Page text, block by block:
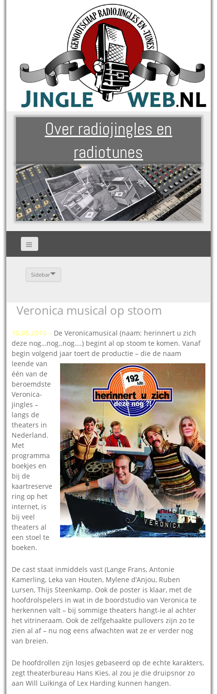
Over radiojingles en
radiotunes
Sidebar
Veronica musical op stoom
15.05.2010 – De Veronicamusical (naam: herinnert u zich
deze nog…nog..nog….) begint al op stoom te komen. Vanaf
begin volgend jaar toert de productie – die de naam
leende van
één van de
beroemdste
Veronica-
jingles –
langs de
theaters in
Nederland.
Met
programma
boekjes en
bij de
kaartreserve
ring op het
internet, is
bij veel
theaters al
een stoel te
boeken.
De cast staat inmiddels vast (Lange Frans, Antonie
Kamerling, Leka van Houten, Mylene d’Anjou, Ruben
Lursen, Thijs Steenkamp. Ook de poster is klaar, met de
hoofdrolspelers in wat in de boordstudio van Veronica te
herkennen valt – bij sommige theaters hangt-ie al achter
het vitrineraam. Ook de zelfgehaakte pullovers zijn zo te
zien al af – nu nog eens afwachten wat ze er verder nog
van breien.
De hoofdrollen zijn losjes gebaseerd op de echte karakters,
zegt theaterbureau Hans Kies, al zou je die druipsnor zo
aan Will Luikinga of Lex Harding kunnen hangen.